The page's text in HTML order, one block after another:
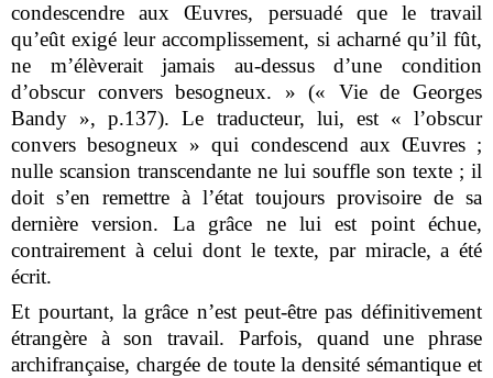
condescendre aux Œuvres, persuadé que le travail
qu’eût exigé leur accomplissement, si acharné qu’il fût,
ne m’élèverait jamais au-dessus d’une condition
d’obscur convers besogneux. » (« Vie de Georges
Bandy », p.137). Le traducteur, lui, est « l’obscur
convers besogneux » qui condescend aux Œuvres ;
nulle scansion transcendante ne lui souffle son texte ; il
doit s’en remettre à l’état toujours provisoire de sa
dernière version. La grâce ne lui est point échue,
contrairement à celui dont le texte, par miracle, a été
écrit.
Et pourtant, la grâce n’est peut-être pas définitivement
étrangère à son travail. Parfois, quand une phrase
archifrançaise, chargée de toute la densité sémantique et